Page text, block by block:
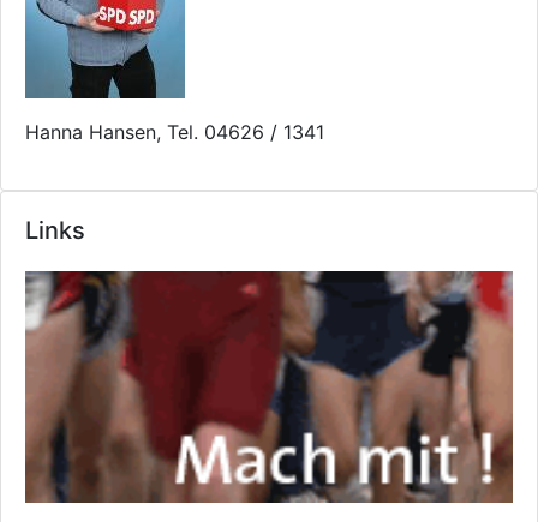
Hanna Hansen, Tel. 04626 / 1341
Links